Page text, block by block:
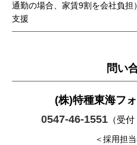
通勤の場合、家賃9割を会社負
支援
問い
(株)特種東海フ
0547-46-1551（受付
＜採用担